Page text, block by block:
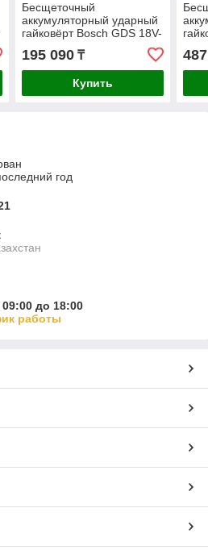
Бесщеточный
аккумуляторный ударный
гайковёрт Bosch GDS 18V-
1050 H Professional
BITURBO Solo
06019J8500
195 090₸
Купить
год
до 18:00
работы